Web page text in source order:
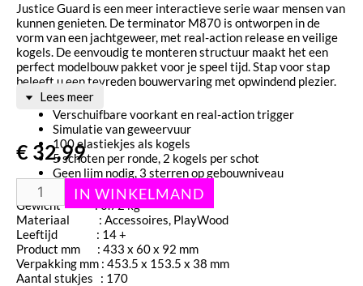
Justice Guard is een meer interactieve serie waar mensen van
kunnen genieten. De terminator M870 is ontworpen in de
vorm van een jachtgeweer, met real-action release en veilige
kogels. De eenvoudig te monteren structuur maakt het een
perfect modelbouw pakket voor je speel tijd. Stap voor stap
beleeft u een tevreden bouwervaring met opwindend plezier.
Verschuifbare voorkant en real-action trigger
Simulatie van geweervuur
100 elastiekjes als kogels
5 schoten per ronde, 2 kogels per schot
Geen lijm nodig, 3 sterren op gebouwniveau
Gewicht : 0.72 kg
Materiaal : Accessoires, PlayWood
Leeftijd : 14 +
Product mm : 433 x 60 x 92 mm
Verpakking mm : 453.5 x 153.5 x 38 mm
Aantal stukjes : 170
Lees meer
€ 32,99